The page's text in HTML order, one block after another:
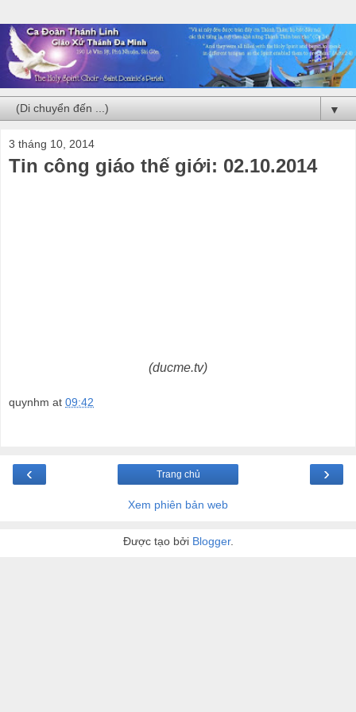
▼
3 tháng 10, 2014
Tin công giáo thế giới: 02.10.2014
(ducme.tv)
quynhm at 09:42
‹ ›
Trang chủ
Xem phiên bản web
Được tạo bởi Blogger.